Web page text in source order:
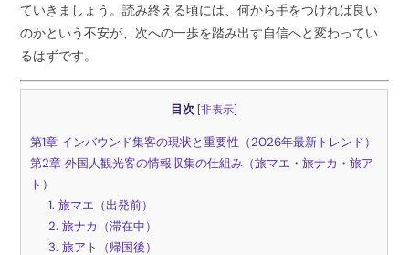
ていきましょう。読み終える頃には、何から手をつければ良い
のかという不安が、次への一歩を踏み出す自信へと変わってい
るはずです。
目次 [非表示]
第1章 インバウンド集客の現状と重要性（2026年最新トレンド）
第2章 外国人観光客の情報収集の仕組み（旅マエ・旅ナカ・旅ア
ト）
1. 旅マエ（出発前）
2. 旅ナカ（滞在中）
3. 旅アト（帰国後）